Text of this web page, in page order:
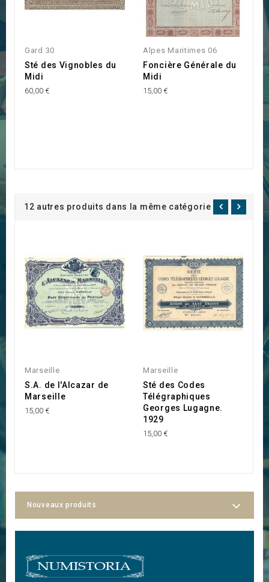
Gard 30
Sté des Vignobles du
Midi
60,00 €
Alpes Maritimes 06
Foncière Générale du
Midi
15,00 €
12 autres produits dans la même catégorie :
Marseille
S.A. de l'Alcazar de
Marseille
15,00 €
Marseille
Sté des Codes
Télégraphiques
Georges Lugagne.
1929
15,00 €
Nouveaux produits